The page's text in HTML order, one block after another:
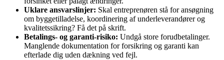
Uklare ansvarslinjer: Skal entreprenøren stå for ansøgning
om byggetilladelse, koordinering af underleverandører og
kvalitetssikring? Få det på skrift.
Betalings- og garanti-risiko: Undgå store forudbetalinger.
Manglende dokumentation for forsikring og garanti kan
efterlade dig uden dækning ved fejl.